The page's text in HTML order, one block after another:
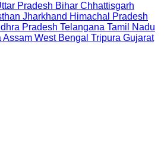
Pradesh Bihar Chhattisgarh
Jharkhand Himachal Pradesh
Pradesh Telangana Tamil Nadu
Assam West Bengal Tripura Gujarat